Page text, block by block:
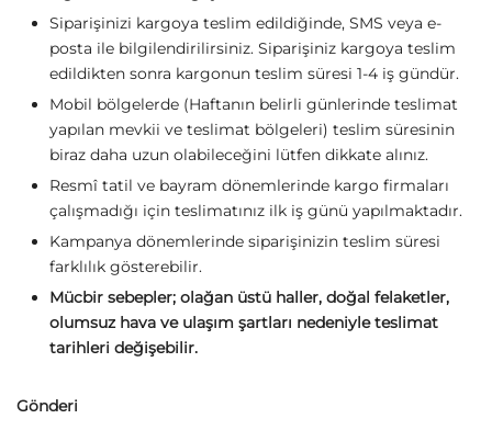
Siparişinizi kargoya teslim edildiğinde, SMS veya e-
posta ile bilgilendirilirsiniz. Siparişiniz kargoya teslim
edildikten sonra kargonun teslim süresi 1-4 iş gündür.
Mobil bölgelerde (Haftanın belirli günlerinde teslimat
yapılan mevkii ve teslimat bölgeleri) teslim süresinin
biraz daha uzun olabileceğini lütfen dikkate alınız.
Resmî tatil ve bayram dönemlerinde kargo firmaları
çalışmadığı için teslimatınız ilk iş günü yapılmaktadır.
Kampanya dönemlerinde siparişinizin teslim süresi
farklılık gösterebilir.
Mücbir sebepler; olağan üstü haller, doğal felaketler,
olumsuz hava ve ulaşım şartları nedeniyle teslimat
tarihleri değişebilir.
Gönderi